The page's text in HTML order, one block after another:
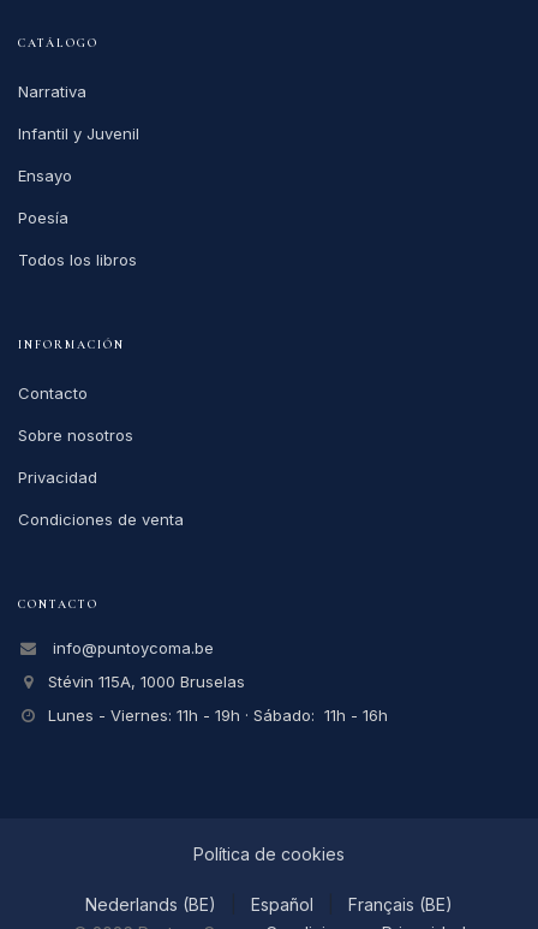
CATÁLOGO
Narrativa
Infantil y Juvenil
Ensayo
Poesía
Todos los libros
INFORMACIÓN
Contacto
Sobre nosotros
Privacidad
Condiciones de venta
CONTACTO
info@puntoycoma.be
Stévin 115A, 1000 Bruselas
Lunes - Viernes: 11h - 19h · Sábado: 11h - 16h
Política de cookies
Nederlands (BE) Español Français (BE)